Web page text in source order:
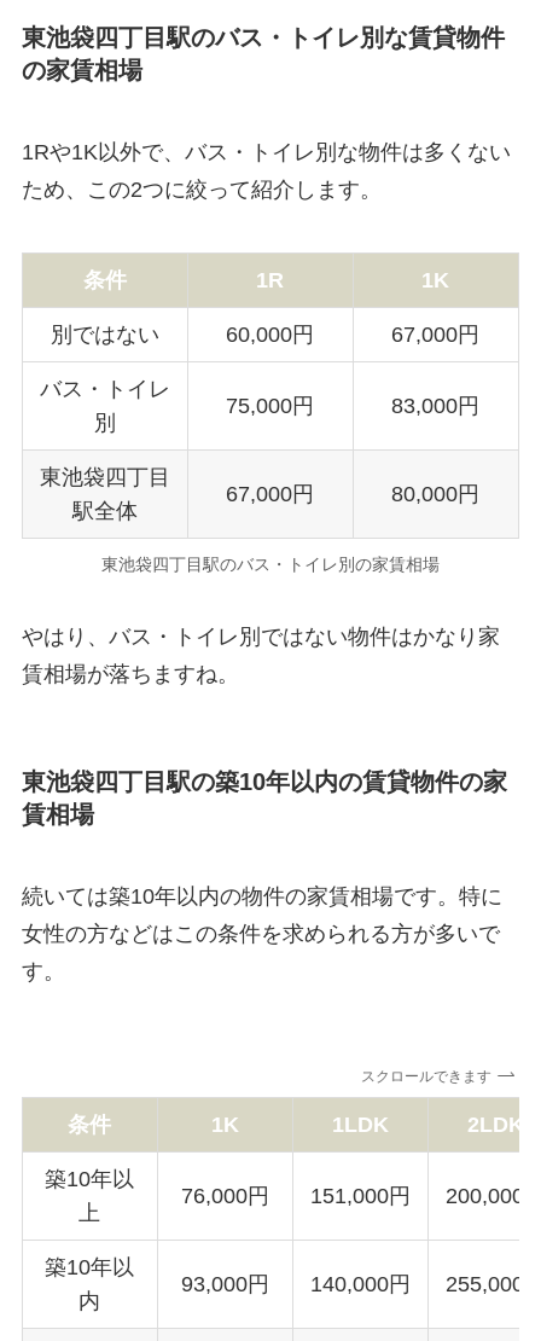
東池袋四丁目駅のバス・トイレ別な賃貸物件
の家賃相場
1Rや1K以外で、バス・トイレ別な物件は多くない
ため、この2つに絞って紹介します。
条件 1R 1K
別ではない 60,000円 67,000円
バス・トイレ
別
75,000円 83,000円
東池袋四丁目
駅全体
67,000円 80,000円
東池袋四丁目駅のバス・トイレ別の家賃相場
やはり、バス・トイレ別ではない物件はかなり家
賃相場が落ちますね。
東池袋四丁目駅の築10年以内の賃貸物件の家
賃相場
続いては築10年以内の物件の家賃相場です。特に
女性の方などはこの条件を求められる方が多いで
す。
スクロールできます
条件 1K 1LDK 2LDK
築10年以
上
76,000円 151,000円 200,000
築10年以
内
93,000円 140,000円 255,000